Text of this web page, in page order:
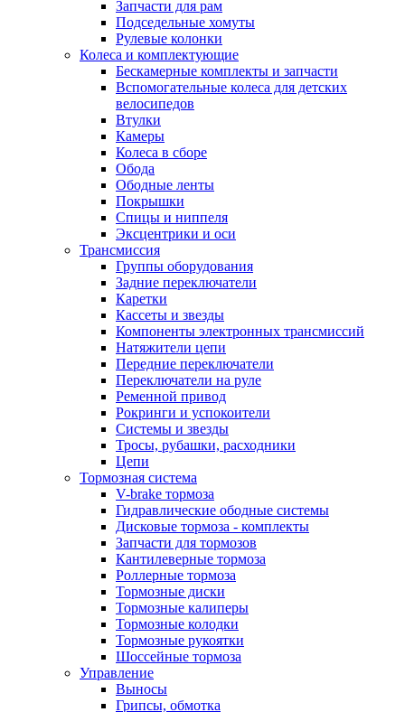
Запчасти для рам
Подседельные хомуты
Рулевые колонки
Колеса и комплектующие
Бескамерные комплекты и запчасти
Вспомогательные колеса для детских
велосипедов
Втулки
Камеры
Колеса в сборе
Обода
Ободные ленты
Покрышки
Спицы и ниппеля
Эксцентрики и оси
Трансмиссия
Группы оборудования
Задние переключатели
Каретки
Кассеты и звезды
Компоненты электронных трансмиссий
Натяжители цепи
Передние переключатели
Переключатели на руле
Ременной привод
Рокринги и успокоители
Системы и звезды
Тросы, рубашки, расходники
Цепи
Тормозная система
V-brake тормоза
Гидравлические ободные системы
Дисковые тормоза - комплекты
Запчасти для тормозов
Кантилеверные тормоза
Роллерные тормоза
Тормозные диски
Тормозные калиперы
Тормозные колодки
Тормозные рукоятки
Шоссейные тормоза
Управление
Выносы
Грипсы, обмотка